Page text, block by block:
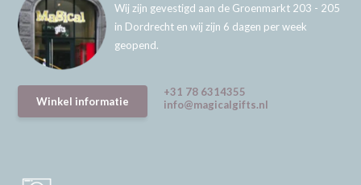
Wij zijn gevestigd aan de Groenmarkt 203 - 205
in Dordrecht en wij zijn 6 dagen per week
geopend.
Winkel informatie
+31 78 6314355
info@magicalgifts.nl